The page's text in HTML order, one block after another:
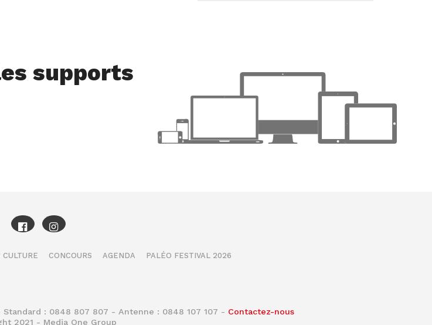
supports
CULTURE CONCOURS AGENDA PALÉO FESTIVAL 2026
Standard : 0848 807 807 - Antenne : 0848 107 107 - Contactez-nous
2021 - Media One Group